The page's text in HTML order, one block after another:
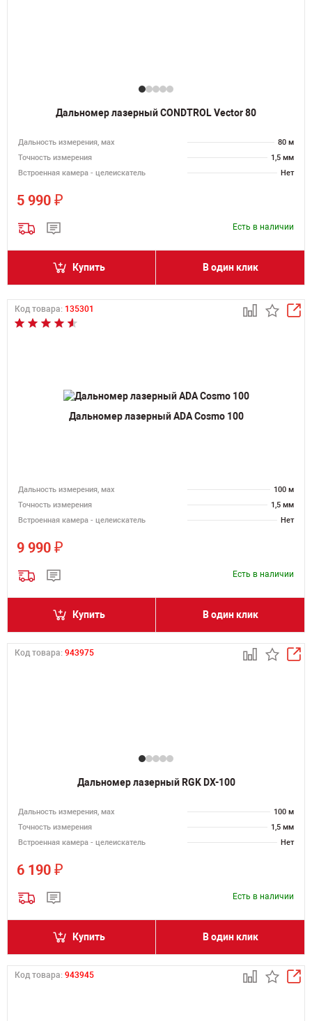
Дальномер лазерный CONDTROL Vector 80
Дальность измерения, мах
80 м
Точность измерения
1,5 мм
Встроенная камера - целеискатель
Нет
5 990 ₽
Есть в наличии
Купить В один клик
Код товара: 135301
Дальномер лазерный ADA Cosmo 100
Дальность измерения, мах
100 м
Точность измерения
1,5 мм
Встроенная камера - целеискатель
Нет
9 990 ₽
Есть в наличии
Купить В один клик
Код товара: 943975
Дальномер лазерный RGK DX-100
Дальность измерения, мах
100 м
Точность измерения
1,5 мм
Встроенная камера - целеискатель
Нет
6 190 ₽
Есть в наличии
Купить В один клик
Код товара: 943945